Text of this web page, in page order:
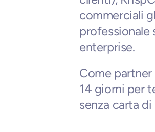
commerciali
professionale
enterprise.
Come
14 giorni per
senza carta